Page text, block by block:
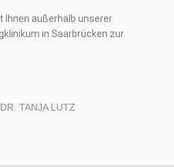
Ihnen außerhalb unserer
in Saarbrücken zur
TANJA LUTZ